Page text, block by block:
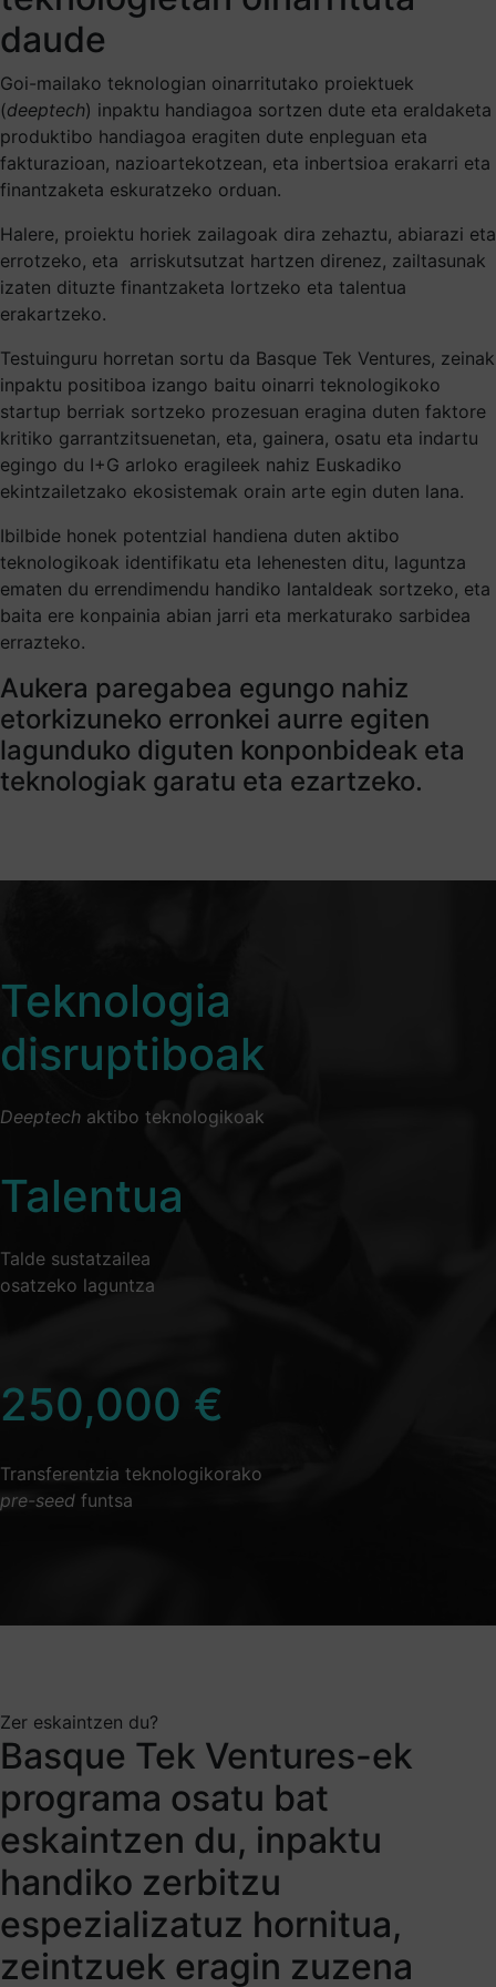
daude
Goi-mailako teknologian oinarritutako proiektuek
(deeptech) inpaktu handiagoa sortzen dute eta eraldaketa
produktibo handiagoa eragiten dute enpleguan eta
fakturazioan, nazioartekotzean, eta inbertsioa erakarri eta
finantzaketa eskuratzeko orduan.
Halere, proiektu horiek zailagoak dira zehaztu, abiarazi eta
errotzeko, eta arriskutsutzat hartzen direnez, zailtasunak
izaten dituzte finantzaketa lortzeko eta talentua
erakartzeko.
Testuinguru horretan sortu da Basque Tek Ventures, zeinak
inpaktu positiboa izango baitu oinarri teknologikoko
startup berriak sortzeko prozesuan eragina duten faktore
kritiko garrantzitsuenetan, eta, gainera, osatu eta indartu
egingo du I+G arloko eragileek nahiz Euskadiko
ekintzailetzako ekosistemak orain arte egin duten lana.
Ibilbide honek potentzial handiena duten aktibo
teknologikoak identifikatu eta lehenesten ditu, laguntza
ematen du errendimendu handiko lantaldeak sortzeko, eta
baita ere konpainia abian jarri eta merkaturako sarbidea
errazteko.
Aukera paregabea egungo nahiz
etorkizuneko erronkei aurre egiten
lagunduko diguten konponbideak eta
teknologiak garatu eta ezartzeko.
Teknologia
disruptiboak
Deeptech aktibo teknologikoak
Talentua
Talde sustatzailea
osatzeko laguntza
250,000 €
Transferentzia teknologikorako
pre-seed funtsa
Zer eskaintzen du?
Basque Tek Ventures-ek
programa osatu bat
eskaintzen du, inpaktu
handiko zerbitzu
espezializatuz hornitua,
zeintzuek eragin zuzena